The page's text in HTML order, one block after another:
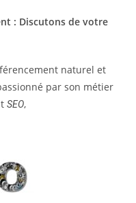
: Discutons de votre
naturel et
par son métier
SEO,